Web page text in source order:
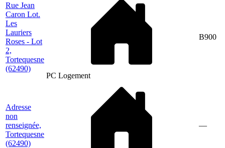
Rue Jean
Caron Lot.
Les
Lauriers
Roses - Lot
2,
Tortequesne
(62490)
PC Logement
B900
Adresse
non
renseignée,
Tortequesne
(62490)
—